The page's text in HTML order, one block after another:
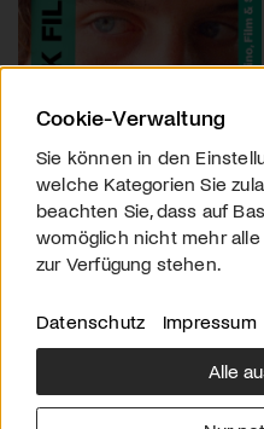
Über uns
Cookie-Verwaltung
Sie können in den
welche Kategorien Sie
beachten Sie, dass auf
womöglich nicht mehr
zur Verfügung stehen.
Datenschutz Impressum
Alle